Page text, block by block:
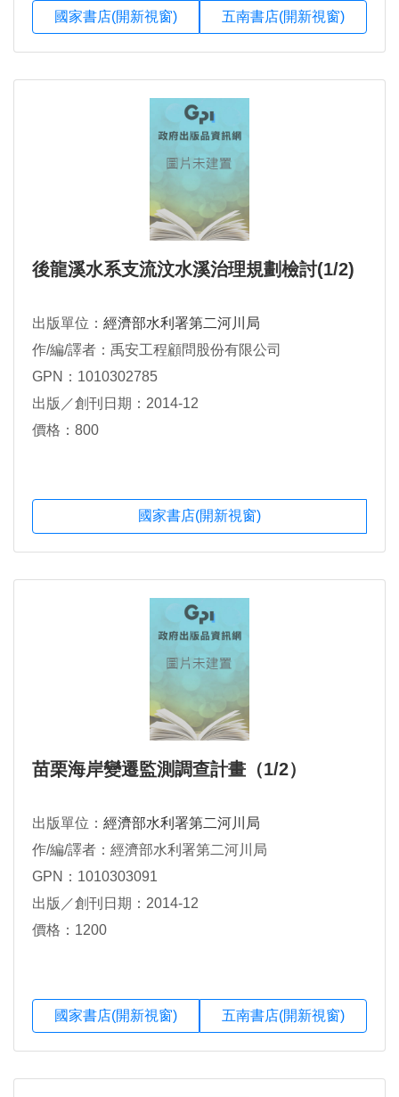
國家書店(開新視窗) 五南書店(開新視窗)
後龍溪水系支流汶水溪治理規劃檢討(1/2)
出版單位： 經濟部水利署第二河川局
作/編/譯者：禹安工程顧問股份有限公司
GPN：1010302785
出版／創刊日期：2014-12
價格：800
國家書店(開新視窗)
苗栗海岸變遷監測調查計畫（1/2）
出版單位： 經濟部水利署第二河川局
作/編/譯者：經濟部水利署第二河川局
GPN：1010303091
出版／創刊日期：2014-12
價格：1200
國家書店(開新視窗) 五南書店(開新視窗)